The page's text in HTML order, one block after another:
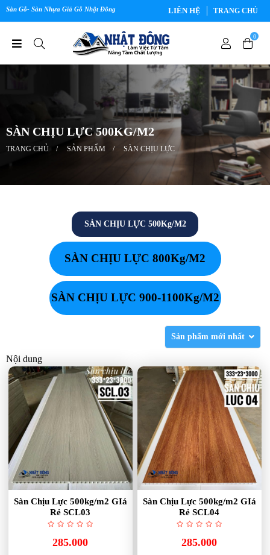
Sàn Gỗ- Sàn Nhựa Giả Gỗ Nhật Đông LIÊN HỆ TRANG CHỦ
0
SÀN CHỊU LỰC 500KG/M2
TRANG CHỦ SẢN PHẨM SÀN CHỊU LỰC
SÀN CHỊU LỰC 500Kg/M2
SÀN CHỊU LỰC 800Kg/M2
SÀN CHỊU LỰC 900-1100Kg/M2
Sản phẩm mới nhất
Nội dung
Sàn Chịu Lực 500kg/m2 GIá
Rẻ SCL03
285.000
Sàn Chịu Lực 500kg/m2 GIá
Rẻ SCL04
285.000